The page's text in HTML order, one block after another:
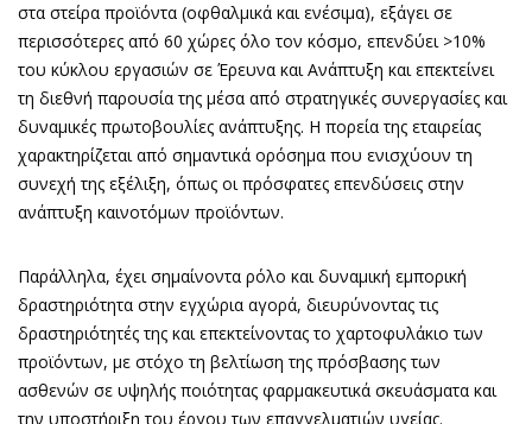
στα στείρα προϊόντα (οφθαλμικά και ενέσιμα), εξάγει σε
περισσότερες από 60 χώρες όλο τον κόσμο, επενδύει >10%
του κύκλου εργασιών σε Έρευνα και Ανάπτυξη και επεκτείνει
τη διεθνή παρουσία της μέσα από στρατηγικές συνεργασίες και
δυναμικές πρωτοβουλίες ανάπτυξης. Η πορεία της εταιρείας
χαρακτηρίζεται από σημαντικά ορόσημα που ενισχύουν τη
συνεχή της εξέλιξη, όπως οι πρόσφατες επενδύσεις στην
ανάπτυξη καινοτόμων προϊόντων.
Παράλληλα, έχει σημαίνοντα ρόλο και δυναμική εμπορική
δραστηριότητα στην εγχώρια αγορά, διευρύνοντας τις
δραστηριότητές της και επεκτείνοντας το χαρτοφυλάκιο των
προϊόντων, με στόχο τη βελτίωση της πρόσβασης των
ασθενών σε υψηλής ποιότητας φαρμακευτικά σκευάσματα και
την υποστήριξη του έργου των επαγγελματιών υγείας.